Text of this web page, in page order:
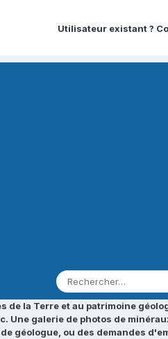
Utilisateur existant ?
de la Terre et au patrimoine
galerie de photos de
géologue, ou des demandes